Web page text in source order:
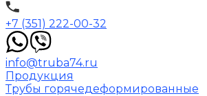
+7 (351) 222-00-32
info@truba74.ru
Продукция
Трубы горячедеформированные